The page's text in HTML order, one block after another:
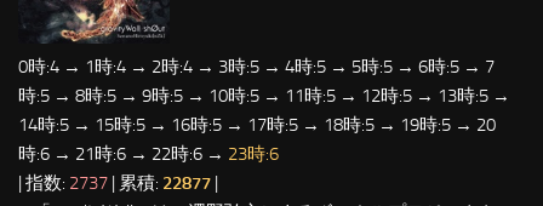
0時:4 → 1時:4 → 2時:4 → 3時:5 → 4時:5 → 5時:5 → 6時:5 → 7
時:5 → 8時:5 → 9時:5 → 10時:5 → 11時:5 → 12時:5 → 13時:5 →
14時:5 → 15時:5 → 16時:5 → 17時:5 → 18時:5 → 19時:5 → 20
時:6 → 21時:6 → 22時:6 → 23時:6
| 指数: 2737 | 累積: 22877 |